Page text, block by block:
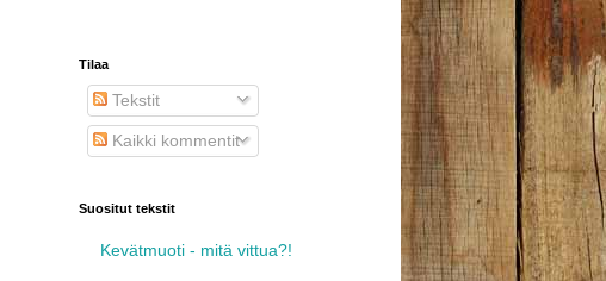
Tilaa
Tekstit
Kaikki kommentit
Suositut tekstit
Kevätmuoti - mitä vittua?!